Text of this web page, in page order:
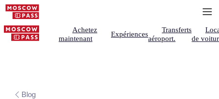
Achetez
maintenant
Expériences
Transferts
aéroport.
de
Blog